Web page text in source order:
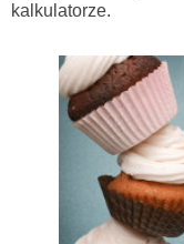
kalkulatorze.